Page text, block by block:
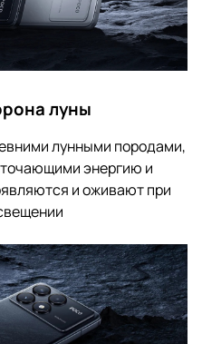
луны
лунными породами,
энергию и
и оживают при